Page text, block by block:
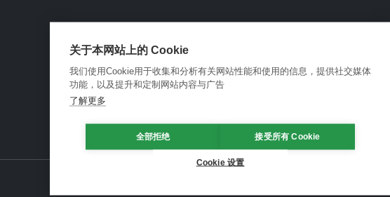
关于本网站上的 Cookie
我们使用Cookie用于收集和分析有关网站性能和使用的信息，提供社交媒体
功能，以及提升和定制网站内容与广告
了解更多
全部拒绝 接受所有 Cookie
Cookie 设置